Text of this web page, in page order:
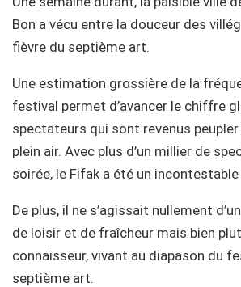
Bon a vécu entre la douceur des
fièvre du septième art.
Une estimation grossière de la
festival permet d’avancer le chiffre
spectateurs qui sont revenus
plein air. Avec plus d’un millier de
soirée, le Fifak a été un
De plus, il ne s’agissait nullement
de loisir et de fraîcheur mais bien
connaisseur, vivant au diapason du
septième art.